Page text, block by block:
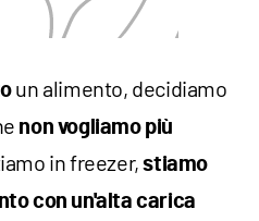
un alimento, decidiamo
non vogliamo più
in freezer,stiamo
con un'alta carica